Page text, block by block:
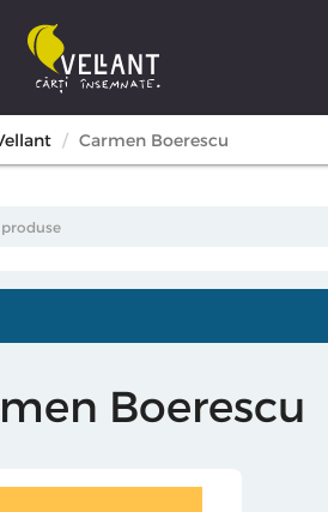
Carmen Boerescu
Boerescu